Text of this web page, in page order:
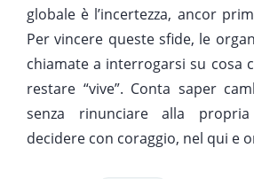
globale è l’incertezza, ancor
Per vincere queste sfide, le
chiamate a interrogarsi su cosa
restare “vive”. Conta saper
senza rinunciare alla
decidere con coraggio, nel qui e